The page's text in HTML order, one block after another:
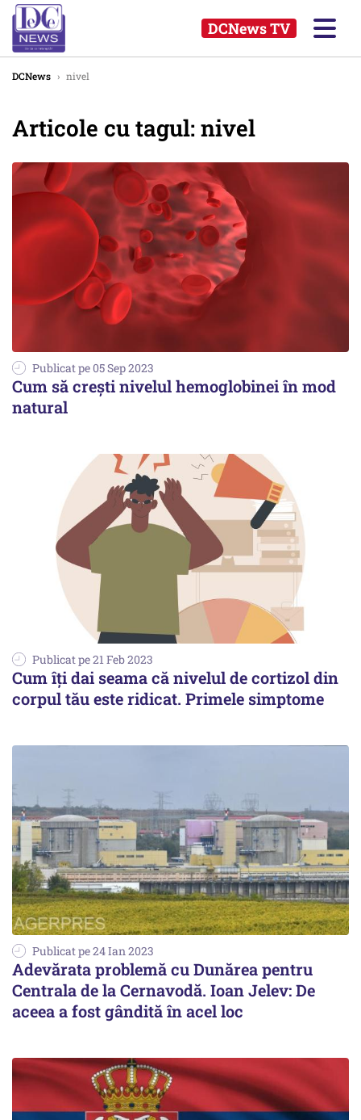
DCNews TV
DCNews › nivel
Articole cu tagul: nivel
Publicat pe 05 Sep 2023
Cum să crești nivelul hemoglobinei în mod
natural
Publicat pe 21 Feb 2023
Cum îți dai seama că nivelul de cortizol din
corpul tău este ridicat. Primele simptome
Publicat pe 24 Ian 2023
Adevărata problemă cu Dunărea pentru
Centrala de la Cernavodă. Ioan Jelev: De
aceea a fost gândită în acel loc